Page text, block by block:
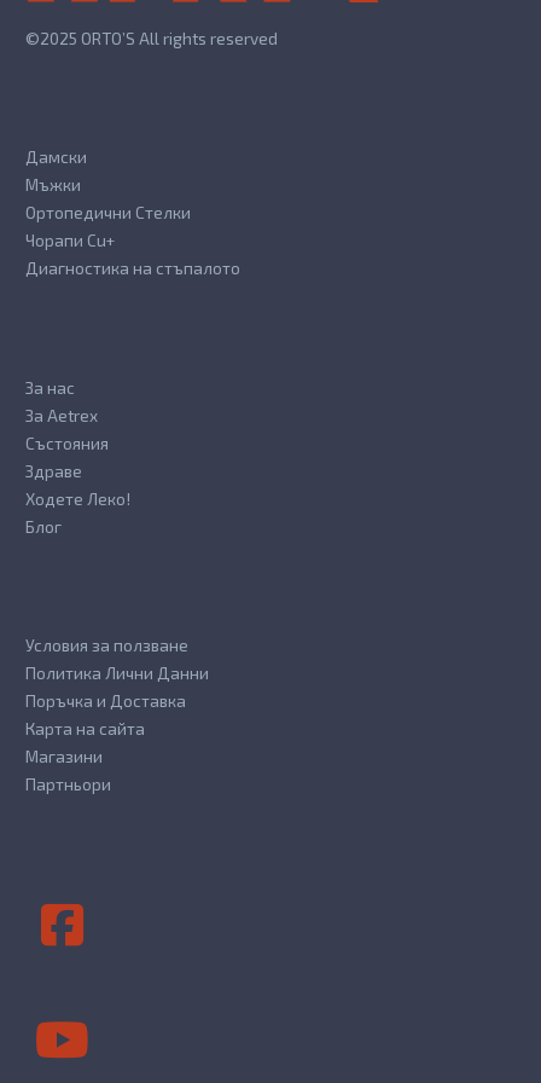
©2025 ORTO’S All rights reserved
Дамски
Мъжки
Ортопедични Стелки
Чорапи Cu+
Диагностика на стъпалото
За нас
За Aetrex
Състояния
Здраве
Ходете Леко!
Блог
Условия за ползване
Политика Лични Данни
Поръчка и Доставка
Карта на сайта
Магазини
Партньори